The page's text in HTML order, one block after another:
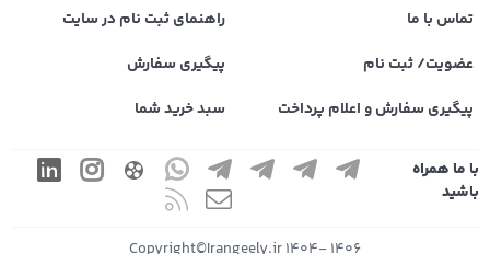
تماس با ما
راهنمای ثبت نام در سایت
عضویت/ ثبت نام
پیگیری سفارش
پیگیری سفارش و اعلام پرداخت
سبد خرید شما
با ما همراه
باشید